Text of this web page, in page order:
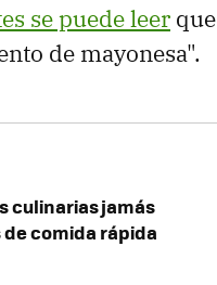
se puede leer que
de mayonesa".
culinarias jamás
comida rápida